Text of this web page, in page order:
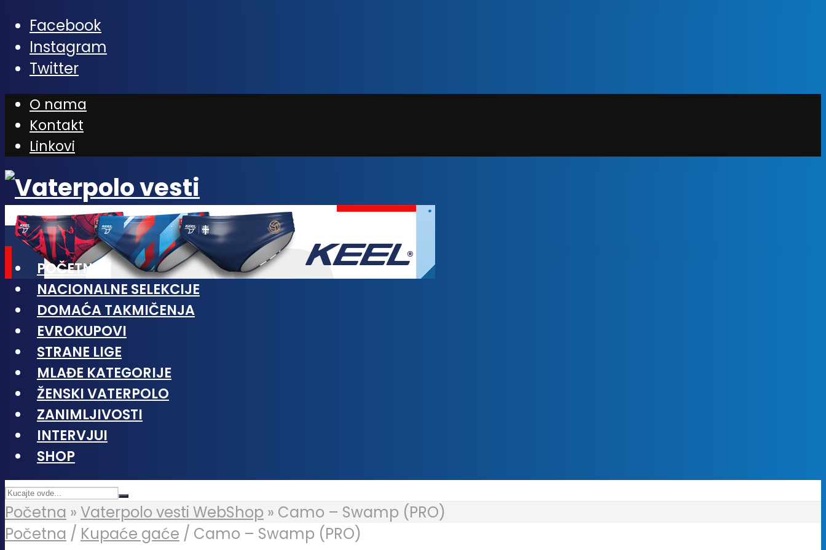
Facebook
Instagram
Twitter
O nama
Kontakt
Linkovi
POČETNA
NACIONALNE SELEKCIJE
DOMAĆA TAKMIČENJA
EVROKUPOVI
STRANE LIGE
MLAĐE KATEGORIJE
ŽENSKI VATERPOLO
ZANIMLJIVOSTI
INTERVJUI
SHOP
Početna » Vaterpolo vesti WebShop » Camo – Swamp (PRO)
Početna / Kupaće gaće / Camo – Swamp (PRO)